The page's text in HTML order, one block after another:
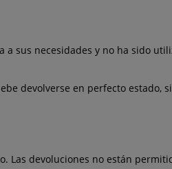
a sus necesidades y no ha sido
devolverse en perfecto estado,
Las devoluciones no están